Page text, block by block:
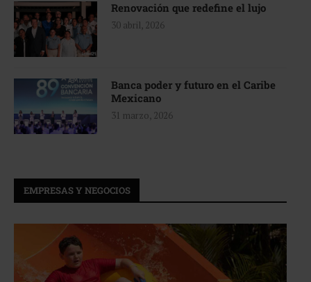
Renovación que redefine el lujo
30 abril, 2026
Banca poder y futuro en el Caribe
Mexicano
31 marzo, 2026
EMPRESAS Y NEGOCIOS